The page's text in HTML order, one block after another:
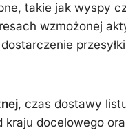
takie jak wyspy
wzmożonej
, czas dostawy
kraju docelowego